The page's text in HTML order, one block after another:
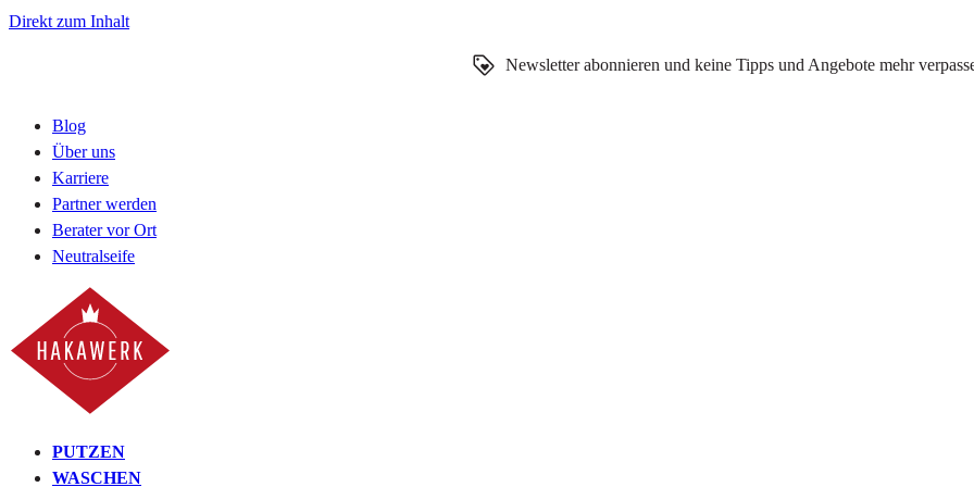
Direkt zum Inhalt
Newsletter abonnieren und keine Tipps und Angebote mehr
Blog
Über uns
Karriere
Partner werden
Berater vor Ort
Neutralseife
PUTZEN
WASCHEN